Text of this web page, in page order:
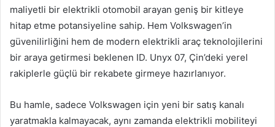
maliyetli bir elektrikli otomobil arayan geniş bir kitleye
hitap etme potansiyeline sahip. Hem Volkswagen’in
güvenilirliğini hem de modern elektrikli araç teknolojilerini
bir araya getirmesi beklenen ID. Unyx 07, Çin’deki yerel
rakiplerle güçlü bir rekabete girmeye hazırlanıyor.
Bu hamle, sadece Volkswagen için yeni bir satış kanalı
yaratmakla kalmayacak, aynı zamanda elektrikli mobiliteyi